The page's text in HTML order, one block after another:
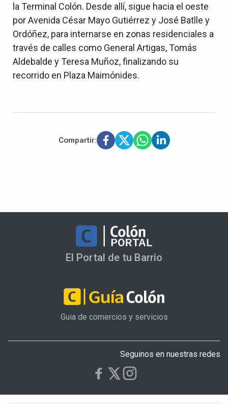
la Terminal Colón. Desde allí, sigue hacia el oeste
por Avenida César Mayo Gutiérrez y José Batlle y
Ordóñez, para internarse en zonas residenciales a
través de calles como General Artigas, Tomás
Aldebalde y Teresa Muñoz, finalizando su
recorrido en Plaza Maimónides.
Compartir:
El Portal de tu Barrio
Guia de comercios y servicios
Seguinos en nuestras redes